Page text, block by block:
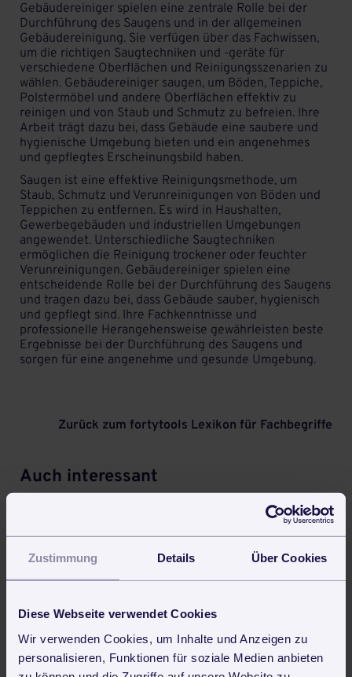
Zustimmung Details Über Cookies
Diese Webseite verwendet Cookies
Wir verwenden Cookies, um Inhalte und Anzeigen zu
personalisieren, Funktionen für soziale Medien anbieten
Gebäudereiniger spielen eine zentrale Rolle bei der
Durchführung des Saugens und in der allgemeinen
Gebäudereinigung. Sie verfügen über das Fachwissen,
um die richtigen Saugtechniken und -geräte für
verschiedene Oberflächen und Reinigungsszenarien zu
wählen. Gebäudereiniger saugen, um Böden, Teppiche,
Polstermöbel und andere Oberflächen effektiv zu
reinigen und von Staub und Schmutz zu befreien. Ihre
Arbeit trägt dazu bei, dass Gebäude eine saubere und
hygienische Umgebung bieten und ein angenehmes
und gepflegtes Erscheinungsbild haben.
Saugen ist eine effektive Reinigungsmethode, um
Staub, Schmutz und Verunreinigungen von Böden und
Teppichen zu entfernen. Es wird in Haushalten,
Gewerbegebäuden und industriellen Umgebungen
angewendet. Unterschiedliche Saugtechniken
ermöglichen die Reinigung trockener oder feuchter
Verunreinigungen. Gebäudereiniger spielen eine
entscheidende Rolle bei der Durchführung des Saugens
und tragen dazu bei, dass Gebäude sauber, hygienisch
und gepflegt sind. Ihre Fachkenntnisse und
professionelle Herangehensweise gewährleisten beste
Ergebnisse bei der Durchführung des Saugens und
sorgen für eine angenehme und gesunde Umgebung.
Zurück zum fortytools Lexikon für Fachbegriffe
Auch interessant
Welche Funktion hat eine Schmutzfangmatte?
Mehr Infos dazu!
Vier-Farben-System
Mit dem Vier-Farben-System werden 4 Bereiche